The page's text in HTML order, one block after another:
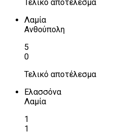
Τελικό αποτέλεσμα
Λαμία
Ανθούπολη
5
0
Τελικό αποτέλεσμα
Ελασσόνα
Λαμία
1
1